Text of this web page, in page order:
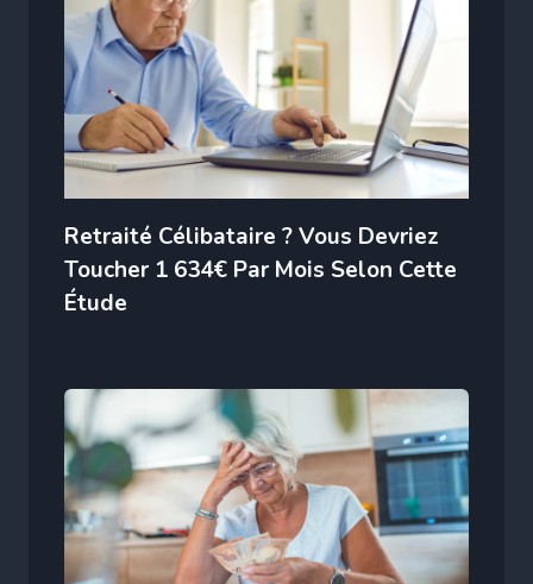
Retraité Célibataire ? Vous Devriez
Toucher 1 634€ Par Mois Selon Cette
Étude